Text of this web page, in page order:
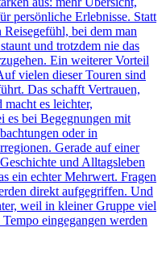
persönliche Erlebnisse. Statt
Reisegefühl, bei dem man
und trotzdem nie das
Ein weiterer Vorteil
vielen dieser Touren sind
Das schafft Vertrauen,
es leichter,
es bei Begegnungen mit
oder in
Gerade auf einer
und Alltagsleben
ein echter Mehrwert. Fragen
direkt aufgegriffen. Und
weil in kleiner Gruppe viel
eingegangen werden